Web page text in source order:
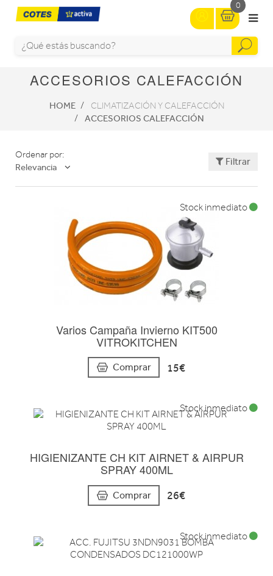
0
ACCESORIOS CALEFACCIÓN
HOME CLIMATIZACIÓN Y CALEFACCIÓN
ACCESORIOS CALEFACCIÓN
Ordenar por:
Relevancia
Filtrar
Varios Campaña Invierno KIT500
VITROKITCHEN
Comprar 15€
Stock inmediato
HIGIENIZANTE CH KIT AIRNET & AIRPUR
SPRAY 400ML
Comprar 26€
Stock inmediato
Stock inmediato